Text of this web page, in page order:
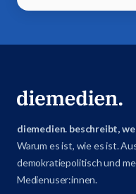
diemedien. beschreibt,
Warum es ist, wie es ist.
demokratiepolitisch und
Medienuser:innen.